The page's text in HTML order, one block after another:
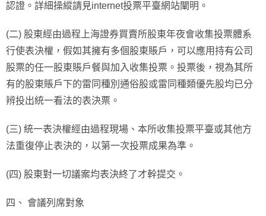
認證。詳細操縱請見internet投票平臺網站闡明。
(二) 股東經由過程上海證券買賣所股東年夜會收集投票體系
行使表決權，假如其擁有多個股東賬戶，可以應用持有公司
股票的任一股東賬戶餐與加入收集投票。投票後，視為其所
有的股東賬戶下的雷同種別通俗股或雷同種類優先股均已分
辨投出統一看法的表決票。
(三) 統一表決權經由過程現場、本所收集投票平臺或其他方
法重復停止表決的，以第一次投票成果為準。
(四) 股東對一切議案均表決終了才幹提交。
四、 會議列席對象